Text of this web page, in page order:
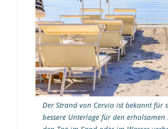
Der Strand von Cervia ist bekannt für
bessere Unterlage für den